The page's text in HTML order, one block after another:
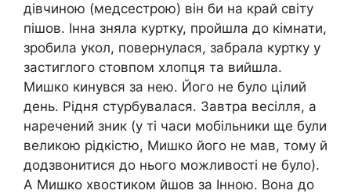
дівчиною (медсестрою) він би на край світу
пішов. Інна зняла куртку, пройшла до кімнати,
зробила укол, повернулася, забрала куртку у
застиглого стовпом хлопця та вийшла.
Мишко кинувся за нею. Його не було цілий
день. Рідня стурбувалася. Завтра весілля, а
наречений зник (у ті часи мобільники ще були
великою рідкістю, Мишко його не мав, тому й
додзвонитися до нього можливості не було).
А Мишко хвостиком йшов за Інною. Вона до